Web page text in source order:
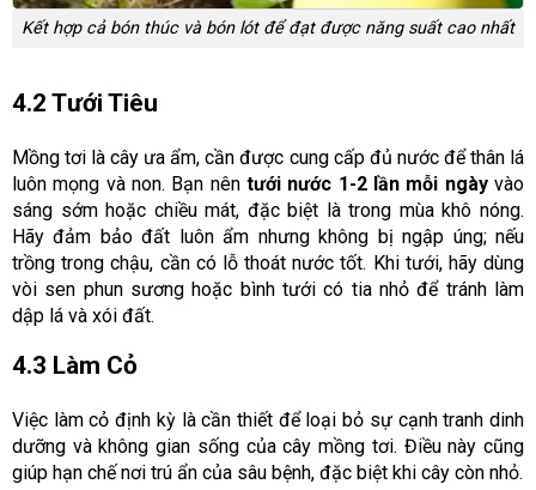
Kết hợp cả bón thúc và bón lót để đạt được năng suất cao nhất
4.2 Tưới Tiêu
Mồng tơi là cây ưa ẩm, cần được cung cấp đủ nước để thân lá
luôn mọng và non. Bạn nên tưới nước 1-2 lần mỗi ngàyvào
sáng sớm hoặc chiều mát, đặc biệt là trong mùa khô nóng.
Hãy đảm bảo đất luôn ẩm nhưng không bị ngập úng; nếu
trồng trong chậu, cần có lỗ thoát nước tốt. Khi tưới, hãy dùng
vòi sen phun sương hoặc bình tưới có tia nhỏ để tránh làm
dập lá và xói đất.
4.3 Làm Cỏ
Việc làm cỏ định kỳ là cần thiết để loại bỏ sự cạnh tranh dinh
dưỡng và không gian sống của cây mồng tơi. Điều này cũng
giúp hạn chế nơi trú ẩn của sâu bệnh, đặc biệt khi cây còn nhỏ.